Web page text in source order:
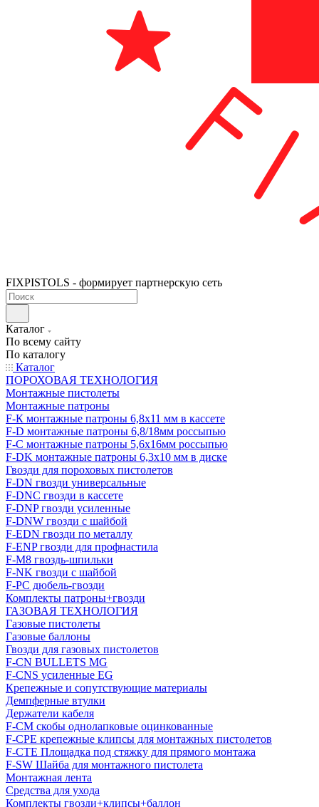
FIXPISTOLS - формирует партнерскую сеть
Каталог
По всему сайту
По каталогу
Каталог
ПОРОХОВАЯ ТЕХНОЛОГИЯ
Монтажные пистолеты
Монтажные патроны
F-К монтажные патроны 6,8х11 мм в кассете
F-D монтажные патроны 6,8/18мм россыпью
F-C монтажные патроны 5,6х16мм россыпью
F-DK монтажные патроны 6,3х10 мм в диске
Гвозди для пороховых пистолетов
F-DN гвозди универсальные
F-DNC гвозди в кассете
F-DNP гвозди усиленные
F-DNW гвозди с шайбой
F-EDN гвозди по металлу
F-ENP гвозди для профнастила
F-M8 гвоздь-шпильки
F-NK гвозди с шайбой
F-PC дюбель-гвозди
Комплекты патроны+гвозди
ГАЗОВАЯ ТЕХНОЛОГИЯ
Газовые пистолеты
Газовые баллоны
Гвозди для газовых пистолетов
F-CN BULLETS MG
F-CNS усиленные EG
Крепежные и сопутствующие материалы
Демпферные втулки
Держатели кабеля
F-CM скобы однолапковые оцинкованные
F-CPE крепежные клипсы для монтажных пистолетов
F-CTE Площадка под стяжку для прямого монтажа
F-SW Шайба для монтажного пистолета
Монтажная лента
Средства для ухода
Комплекты гвозди+клипсы+баллон